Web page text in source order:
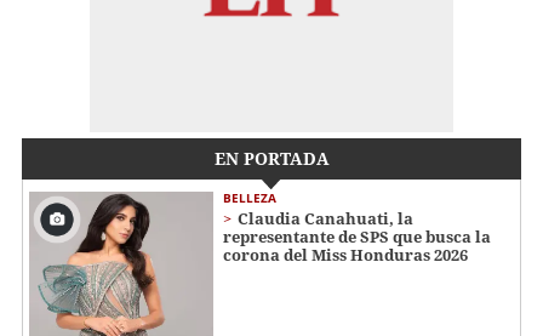
EN PORTADA
BELLEZA
Claudia Canahuati, la
representante de SPS que busca la
corona del Miss Honduras 2026